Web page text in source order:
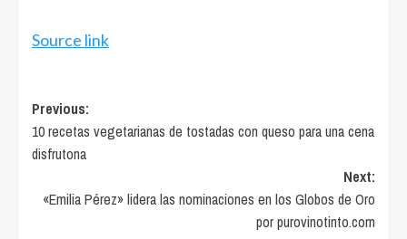
Source link
Post
navigation
Previous:
10 recetas vegetarianas de tostadas con queso para una cena
disfrutona
Next:
«Emilia Pérez» lidera las nominaciones en los Globos de Oro
por purovinotinto.com